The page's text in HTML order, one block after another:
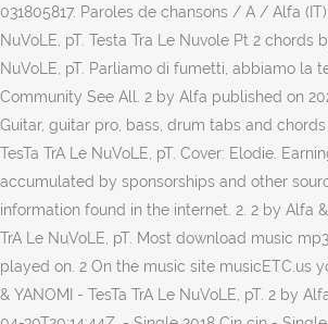
031805817. Paroles de chansons / A / Alfa
NuVoLE, pT. Testa Tra Le Nuvole Pt 2 chords
NuVoLE, pT. Parliamo di fumetti, abbiamo la
Community See All. 2 by Alfa published on
Guitar, guitar pro, bass, drum tabs and
TesTa TrA Le NuVoLE, pT. Cover: Elodie.
accumulated by sponsorships and other
information found in the internet. 2. 2 by Alfa &
TrA Le NuVoLE, pT. Most download music
played on. 2 On the music site musicETC.us
& YANOMI - TesTa TrA Le NuVoLE, pT. 2 by